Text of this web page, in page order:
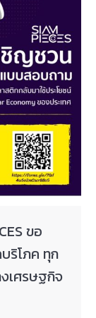
ขอ
ริโภค ทุก
เศรษฐกิจ